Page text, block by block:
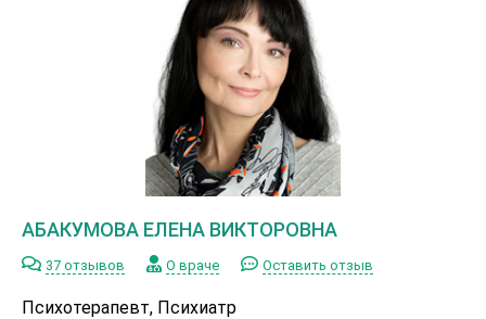
АБАКУМОВА ЕЛЕНА ВИКТОРОВНА
37 отзывов О враче Оставить отзыв
Психотерапевт, Психиатр